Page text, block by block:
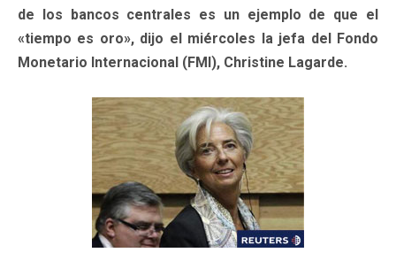
de los bancos centrales es un ejemplo de que el
«tiempo es oro», dijo el miércoles la jefa del Fondo
Monetario Internacional (FMI), Christine Lagarde.